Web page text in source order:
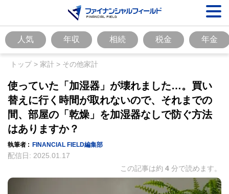
人気 年収 相続 税金 年金
トップ> 家計 > その他家計
使っていた「加湿器」が壊れました…。買い
替えに行く時間が取れないので、それまでの
間、部屋の「乾燥」を加湿器なしで防ぐ方法
はありますか？
執筆者 : FINANCIAL FIELD編集部
配信日: 2025.01.17
この記事は約 4 分で読めます。